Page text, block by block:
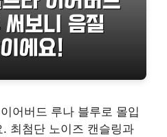
어버드 루나 블루로 몰입
최첨단 노이즈 캔슬링과